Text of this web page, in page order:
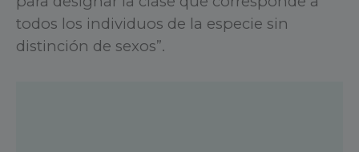
todos los individuos de la especie sin
distinción de sexos”.